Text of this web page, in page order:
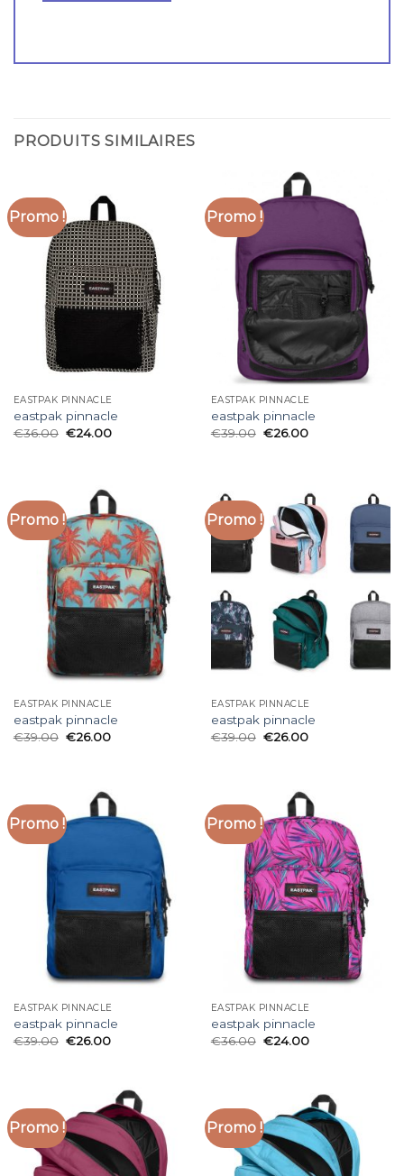
PRODUITS SIMILAIRES
Promo !
EASTPAK PINNACLE
eastpak pinnacle
€36.00 €24.00
Promo !
EASTPAK PINNACLE
eastpak pinnacle
€39.00 €26.00
Promo !
EASTPAK PINNACLE
eastpak pinnacle
€39.00 €26.00
Promo !
EASTPAK PINNACLE
eastpak pinnacle
€39.00 €26.00
Promo !
EASTPAK PINNACLE
eastpak pinnacle
€39.00 €26.00
Promo !
EASTPAK PINNACLE
eastpak pinnacle
€36.00 €24.00
Promo ! Promo !